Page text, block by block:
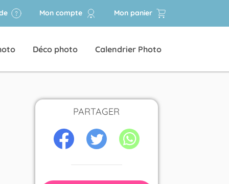
Mon compte Mon panier
Déco photo Calendrier Photo
PARTAGER